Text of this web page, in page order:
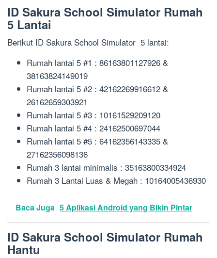
ID Sakura School Simulator Rumah
5 Lantai
Berikut ID Sakura School Simulator 5 lantai:
Rumah lantai 5 #1 : 86163801127926 &
38163824149019
Rumah lantai 5 #2 : 42162269916612 &
26162659303921
Rumah lantai 5 #3 : 10161529209120
Rumah lantai 5 #4 : 24162500697044
Rumah lantai 5 #5 : 64162356143335 &
27162356098136
Rumah 3 lantai minimalis : 35163800334924
Rumah 3 Lantai Luas & Megah : 10164005436930
Baca Juga 5 Aplikasi Android yang Bikin Pintar
ID Sakura School Simulator Rumah
Hantu